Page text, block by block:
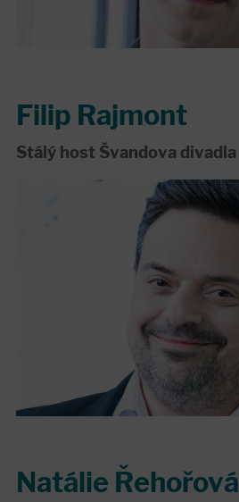
Filip Rajmont
Stálý host Švandova divadla
Natálie Řehořová